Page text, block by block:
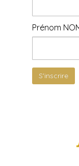
Prénom